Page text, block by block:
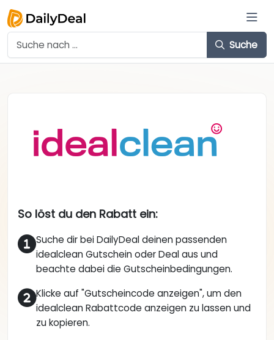
Suche
So löst du den Rabatt ein:
Suche dir bei DailyDeal deinen passenden
idealclean Gutschein oder Deal aus und
beachte dabei die Gutscheinbedingungen.
Klicke auf "Gutscheincode anzeigen", um den
idealclean Rabattcode anzeigen zu lassen und
zu kopieren.